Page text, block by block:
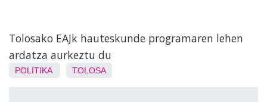
Tolosako EAJk hauteskunde programaren lehen
ardatza aurkeztu du
POLITIKA TOLOSA